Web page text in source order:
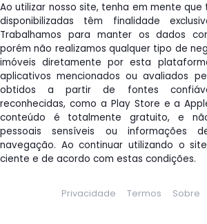
Ao utilizar nosso site, tenha em mente
disponibilizadas têm finalidade
Trabalhamos para manter os dados
porém não realizamos qualquer tipo de
imóveis diretamente por esta
aplicativos mencionados ou avaliados
obtidos a partir de fontes
reconhecidas, como a Play Store e a
conteúdo é totalmente gratuito, e
pessoais sensíveis ou informações
navegação. Ao continuar utilizando o
ciente e de acordo com estas condições.
Privacidade Termos Sobre